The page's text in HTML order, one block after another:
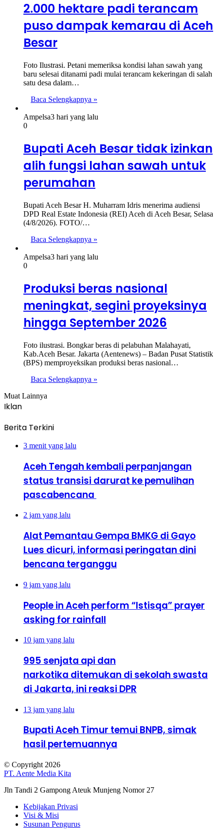
2.000 hektare padi terancam
puso dampak kemarau di Aceh
Besar
Foto Ilustrasi. Petani memeriksa kondisi lahan sawah yang
baru selesai ditanami padi mulai terancam kekeringan di salah
satu desa dalam…
Baca Selengkapnya »
Ampelsa3 hari yang lalu
0
Bupati Aceh Besar tidak izinkan
alih fungsi lahan sawah untuk
perumahan
Bupati Aceh Besar H. Muharram Idris menerima audiensi
DPD Real Estate Indonesia (REI) Aceh di Aceh Besar, Selasa
(4/8/2026). FOTO/…
Baca Selengkapnya »
Ampelsa3 hari yang lalu
0
Produksi beras nasional
meningkat, segini proyeksinya
hingga September 2026
Foto ilustrasi. Bongkar beras di pelabuhan Malahayati,
Kab.Aceh Besar. Jakarta (Aentenews) – Badan Pusat Statistik
(BPS) memproyeksikan produksi beras nasional…
Baca Selengkapnya »
Muat Lainnya
Iklan
Berita Terkini
3 menit yang lalu
Aceh Tengah kembali perpanjangan
status transisi darurat ke pemulihan
pascabencana
2 jam yang lalu
Alat Pemantau Gempa BMKG di Gayo
Lues dicuri, informasi peringatan dini
bencana terganggu
9 jam yang lalu
People in Aceh perform “Istisqa” prayer
asking for rainfall
10 jam yang lalu
995 senjata api dan
narkotika ditemukan di sekolah swasta
di Jakarta, ini reaksi DPR
13 jam yang lalu
Bupati Aceh Timur temui BNPB, simak
hasil pertemuannya
© Copyright 2026
PT. Aente Media Kita
Jln Tandi 2 Gampong Ateuk Munjeng Nomor 27
Kebijakan Privasi
Visi & Misi
Susunan Pengurus